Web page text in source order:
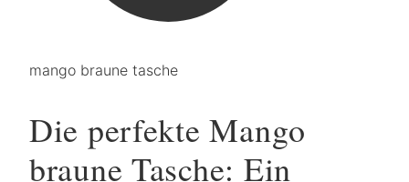
mango braune tasche
Die perfekte Mango
braune Tasche: Ein